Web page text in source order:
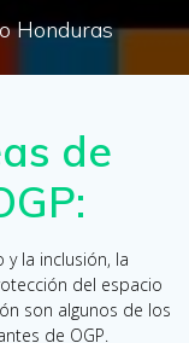
Honduras
de
la inclusión, la
del espacio
son algunos de los
de OGP.